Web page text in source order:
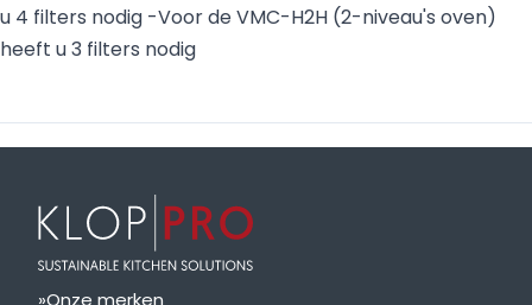
u 4 filters nodig -Voor de VMC-H2H (2-niveau's oven)
heeft u 3 filters nodig
Onze merken